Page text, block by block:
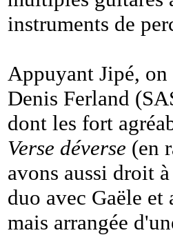
instruments de
Appuyant Jipé,
Denis Ferland
dont les fort
Verse déverse (en
avons aussi droit
duo avec Gaële et
mais arrangée